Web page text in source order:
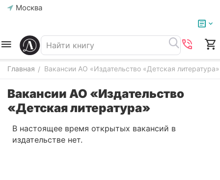
Москва
Главная / Вакансии АО «Издательство «Детская литература»
Вакансии АО «Издательство
«Детская литература»
В настоящее время открытых вакансий в
издательстве нет.